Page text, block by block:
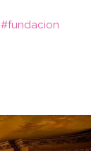
fundacion